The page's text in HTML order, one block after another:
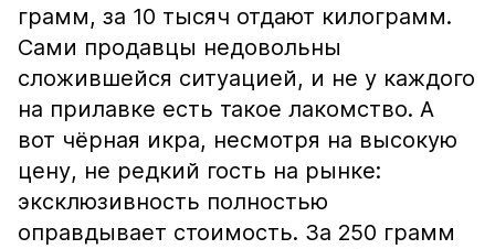
грамм, за 10 тысяч отдают килограмм.
Сами продавцы недовольны
сложившейся ситуацией, и не у каждого
на прилавке есть такое лакомство. А
вот чёрная икра, несмотря на высокую
цену, не редкий гость на рынке:
эксклюзивность полностью
оправдывает стоимость. За 250 грамм